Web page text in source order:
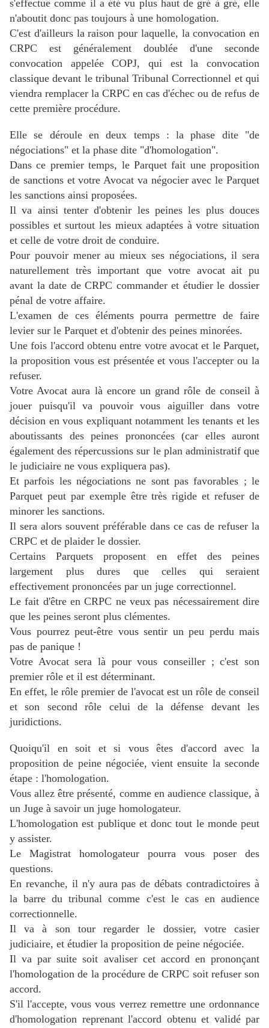
s'effectue comme il a été vu plus haut de gré à gré, elle
n'aboutit donc pas toujours à une homologation.
C'est d'ailleurs la raison pour laquelle, la convocation en
CRPC est généralement doublée d'une seconde
convocation appelée COPJ, qui est la convocation
classique devant le tribunal Tribunal Correctionnel et qui
viendra remplacer la CRPC en cas d'échec ou de refus de
cette première procédure.
Elle se déroule en deux temps : la phase dite "de
négociations" et la phase dite "d'homologation".
Dans ce premier temps, le Parquet fait une proposition
de sanctions et votre Avocat va négocier avec le Parquet
les sanctions ainsi proposées.
Il va ainsi tenter d'obtenir les peines les plus douces
possibles et surtout les mieux adaptées à votre situation
et celle de votre droit de conduire.
Pour pouvoir mener au mieux ses négociations, il sera
naturellement très important que votre avocat ait pu
avant la date de CRPC commander et étudier le dossier
pénal de votre affaire.
L'examen de ces éléments pourra permettre de faire
levier sur le Parquet et d'obtenir des peines minorées.
Une fois l'accord obtenu entre votre avocat et le Parquet,
la proposition vous est présentée et vous l'accepter ou la
refuser.
Votre Avocat aura là encore un grand rôle de conseil à
jouer puisqu'il va pouvoir vous aiguiller dans votre
décision en vous expliquant notamment les tenants et les
aboutissants des peines prononcées (car elles auront
également des répercussions sur le plan administratif que
le judiciaire ne vous expliquera pas).
Et parfois les négociations ne sont pas favorables ; le
Parquet peut par exemple être très rigide et refuser de
minorer les sanctions.
Il sera alors souvent préférable dans ce cas de refuser la
CRPC et de plaider le dossier.
Certains Parquets proposent en effet des peines
largement plus dures que celles qui seraient
effectivement prononcées par un juge correctionnel.
Le fait d'être en CRPC ne veux pas nécessairement dire
que les peines seront plus clémentes.
Vous pourrez peut-être vous sentir un peu perdu mais
pas de panique !
Votre Avocat sera là pour vous conseiller ; c'est son
premier rôle et il est déterminant.
En effet, le rôle premier de l'avocat est un rôle de conseil
et son second rôle celui de la défense devant les
juridictions.
Quoiqu'il en soit et si vous êtes d'accord avec la
proposition de peine négociée, vient ensuite la seconde
étape : l'homologation.
Vous allez être présenté, comme en audience classique, à
un Juge à savoir un juge homologateur.
L'homologation est publique et donc tout le monde peut
y assister.
Le Magistrat homologateur pourra vous poser des
questions.
En revanche, il n'y aura pas de débats contradictoires à
la barre du tribunal comme c'est le cas en audience
correctionnelle.
Il va à son tour regarder le dossier, votre casier
judiciaire, et étudier la proposition de peine négociée.
Il va par suite soit avaliser cet accord en prononçant
l'homologation de la procédure de CRPC soit refuser son
accord.
S'il l'accepte, vous vous verrez remettre une ordonnance
d'homologation reprenant l'accord obtenu et validé par